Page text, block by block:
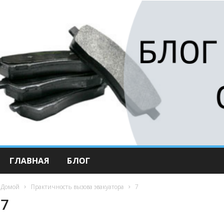
ГЛАВНАЯ БЛОГ
Домой Практичность вызова эвакуатора 7
7